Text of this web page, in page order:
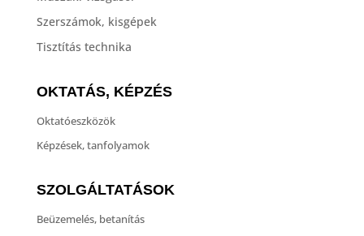
Szerszámok, kisgépek
Tisztítás technika
OKTATÁS, KÉPZÉS
Oktatóeszközök
Képzések, tanfolyamok
SZOLGÁLTATÁSOK
Beüzemelés, betanítás